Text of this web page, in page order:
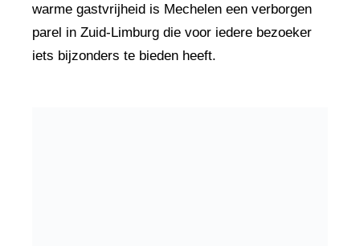
warme gastvrijheid is Mechelen een verborgen
parel in Zuid-Limburg die voor iedere bezoeker
iets bijzonders te bieden heeft.